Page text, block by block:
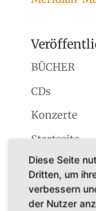
BÜCHER
CDs
Konzerte
Startseite
Diese Seite
Dritten, um
verbessern
der Nutzer